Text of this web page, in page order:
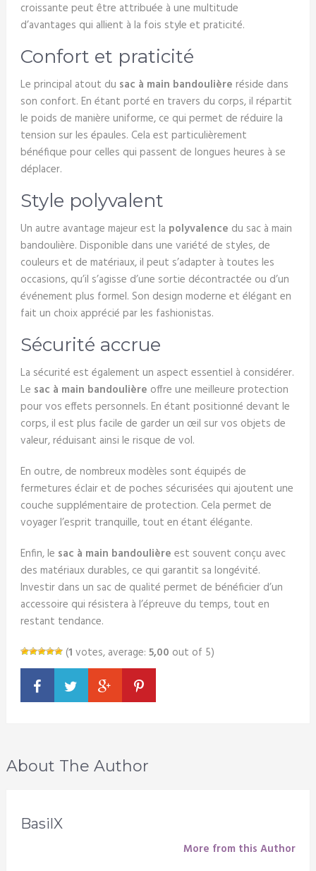
croissante peut être attribuée à une multitude
d’avantages qui allient à la fois style et praticité.
Confort et praticité
Le principal atout du sac à main bandoulière réside dans
son confort. En étant porté en travers du corps, il répartit
le poids de manière uniforme, ce qui permet de réduire la
tension sur les épaules. Cela est particulièrement
bénéfique pour celles qui passent de longues heures à se
déplacer.
Style polyvalent
Un autre avantage majeur est la polyvalence du sac à main
bandoulière. Disponible dans une variété de styles, de
couleurs et de matériaux, il peut s’adapter à toutes les
occasions, qu’il s’agisse d’une sortie décontractée ou d’un
événement plus formel. Son design moderne et élégant en
fait un choix apprécié par les fashionistas.
Sécurité accrue
La sécurité est également un aspect essentiel à considérer.
Le sac à main bandoulière offre une meilleure protection
pour vos effets personnels. En étant positionné devant le
corps, il est plus facile de garder un œil sur vos objets de
valeur, réduisant ainsi le risque de vol.
En outre, de nombreux modèles sont équipés de
fermetures éclair et de poches sécurisées qui ajoutent une
couche supplémentaire de protection. Cela permet de
voyager l’esprit tranquille, tout en étant élégante.
Enfin, le sac à main bandoulière est souvent conçu avec
des matériaux durables, ce qui garantit sa longévité.
Investir dans un sac de qualité permet de bénéficier d’un
accessoire qui résistera à l’épreuve du temps, tout en
restant tendance.
(1 votes, average: 5,00 out of 5)
About The Author
BasilX
More from this Author